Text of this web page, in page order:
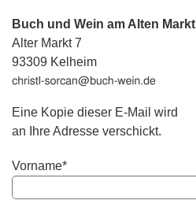
Buch und Wein am Alten Markt
Alter Markt 7
93309 Kelheim
Eine Kopie dieser E-Mail wird
an Ihre Adresse verschickt.
Vorname*